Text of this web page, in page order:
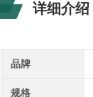
详细介绍
品牌
规格